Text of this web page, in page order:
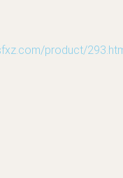
product/